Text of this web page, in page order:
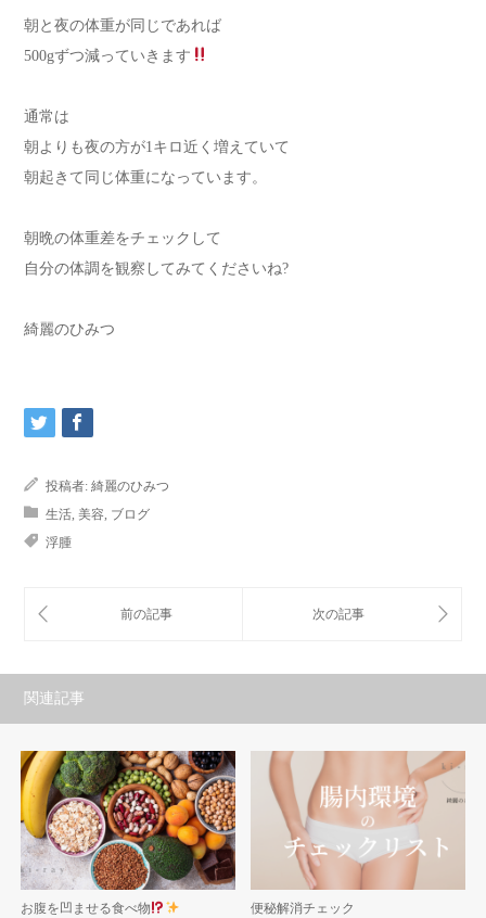
朝と夜の体重が同じであれば
500gずつ減っていきます
通常は
朝よりも夜の方が1キロ近く増えていて
朝起きて同じ体重になっています。
朝晩の体重差をチェックして
自分の体調を観察してみてくださいね?
綺麗のひみつ
投稿者: 綺麗のひみつ
生活, 美容, ブログ
浮腫
関連記事
お腹を凹ませる食べ物 便秘解消チェック